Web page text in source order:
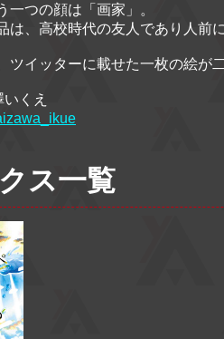
一つの顔は「画家」。
は、高校時代の友人であり人前
ツイッターに載せた一枚の絵が
くえ
ス一覧